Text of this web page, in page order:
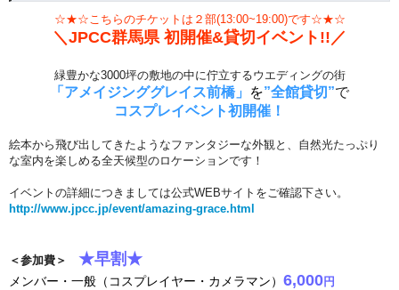
☆★☆こちらのチケットは２部(13:00~19:00)です☆★☆
＼JPCC群馬県 初開催&貸切イベント!!／
緑豊かな3000坪の敷地の中に佇立するウエディングの街
「アメイジンググレイス前橋」 を”全館貸切”で
コスプレイベント初開催！
絵本から飛び出してきたようなファンタジーな外観と、自然光たっぷり
な室内を楽しめる全天候型のロケーションです！
イベントの詳細につきましては公式WEBサイトをご確認下さい。
http://www.jpcc.jp/event/amazing-grace.html
＜参加費＞ ★早割★
メンバー・ 一般 （コスプレイヤー・カメラマン） 6,000 円